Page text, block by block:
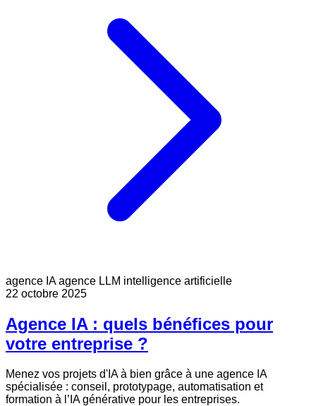
agence IAagence LLM intelligence artificielle
22 octobre 2025
Agence IA : quels bénéfices pour
votre entreprise ?
Menez vos projets d'IA à bien grâce à une agence IA
spécialisée : conseil, prototypage, automatisation et
formation à l’IA générative pour les entreprises.